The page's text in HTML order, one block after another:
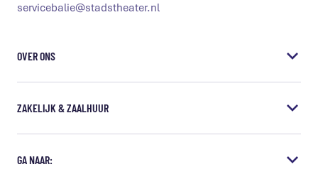
servicebalie@stadstheater.nl
OVER ONS
Steun het Stadstheater
Educatie
Samenwerkingen
ZAKELIJK & ZAALHUUR
Borrels & diner
GA NAAR: